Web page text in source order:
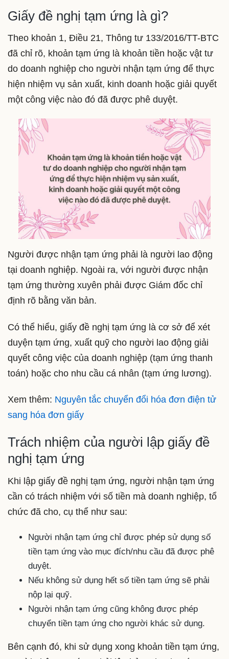
Giấy đề nghị tạm ứng là gì?
Theo khoản 1, Điều 21, Thông tư 133/2016/TT-BTC
đã chỉ rõ, khoản tạm ứng là khoản tiền hoặc vật tư
do doanh nghiệp cho người nhận tạm ứng để thực
hiện nhiệm vụ sản xuất, kinh doanh hoặc giải quyết
một công việc nào đó đã được phê duyệt.
Người được nhận tạm ứng phải là người lao động
tại doanh nghiệp. Ngoài ra, với người được nhận
tạm ứng thường xuyên phải được Giám đốc chỉ
định rõ bằng văn bản.
Có thể hiểu, giấy đề nghị tạm ứng là cơ sở để xét
duyện tạm ứng, xuất quỹ cho người lao động giải
quyết công việc của doanh nghiệp (tạm ứng thanh
toán) hoặc cho nhu cầu cá nhân (tạm ứng lương).
Xem thêm: Nguyên tắc chuyển đổi hóa đơn điện tử
sang hóa đơn giấy
Trách nhiệm của người lập giấy đề
nghị tạm ứng
Khi lập giấy đề nghị tạm ứng, người nhận tạm ứng
cần có trách nhiệm với số tiền mà doanh nghiệp, tổ
chức đã cho, cụ thể như sau:
Người nhận tạm ứng chỉ được phép sử dụng số
tiền tạm ứng vào mục đích/nhu cầu đã được phê
duyệt.
Nếu không sử dụng hết số tiền tạm ứng sẽ phải
nộp lại quỹ.
Người nhận tạm ứng cũng không được phép
chuyển tiền tạm ứng cho người khác sử dụng.
Bên cạnh đó, khi sử dụng xong khoản tiền tạm ứng,